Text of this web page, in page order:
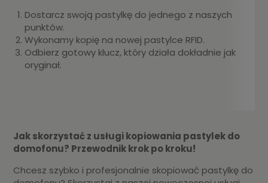
Dostarcz swoją pastylkę do jednego z naszych
punktów.
Wykonamy kopię na nowej pastylce RFID.
Odbierz gotowy klucz, który działa dokładnie jak
oryginał.
Jak skorzystać z usługi kopiowania pastylek do
domofonu? Przewodnik krok po kroku!
Chcesz szybko i profesjonalnie skopiować pastylkę do